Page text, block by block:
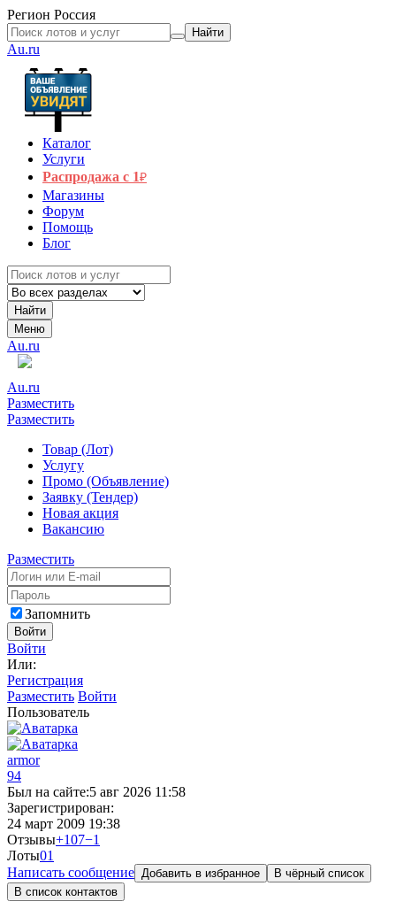
Регион Россия
Найти
Au.ru
Каталог
Услуги
Распродажа с 1₽
Магазины
Форум
Помощь
Блог
Найти
Меню
Au.ru
Au.ru
Разместить
Разместить
Товар (Лот)
Услугу
Промо (Объявление)
Заявку (Тендер)
Новая акция
Вакансию
Разместить
Запомнить
Войти
Войти
Или:
Регистрация
Разместить Войти
Пользователь
armor
94
Был на сайте:5 авг 2026 11:58
Зарегистрирован:
24 март 2009 19:38
Отзывы+107−1
Лоты01
Написать сообщение Добавить в избранное
В чёрный список
В список контактов